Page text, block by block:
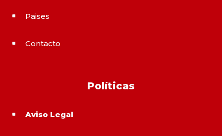
^ Paises
^ Contacto
Políticas
^ Aviso Legal